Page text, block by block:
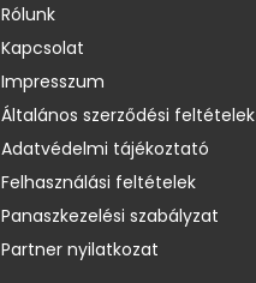
Rólunk
Kapcsolat
Impresszum
Általános szerződési feltételek
Adatvédelmi tájékoztató
Felhasználási feltételek
Panaszkezelési szabályzat
Partner nyilatkozat